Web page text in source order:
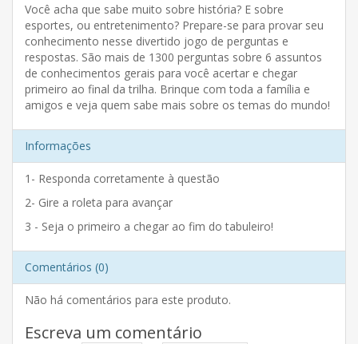
Você acha que sabe muito sobre história? E sobre
esportes, ou entretenimento? Prepare-se para provar seu
conhecimento nesse divertido jogo de perguntas e
respostas. São mais de 1300 perguntas sobre 6 assuntos
de conhecimentos gerais para você acertar e chegar
primeiro ao final da trilha. Brinque com toda a família e
amigos e veja quem sabe mais sobre os temas do mundo!
Informações
1- Responda corretamente à questão
2- Gire a roleta para avançar
3 - Seja o primeiro a chegar ao fim do tabuleiro!
Comentários (0)
Não há comentários para este produto.
Escreva um comentário